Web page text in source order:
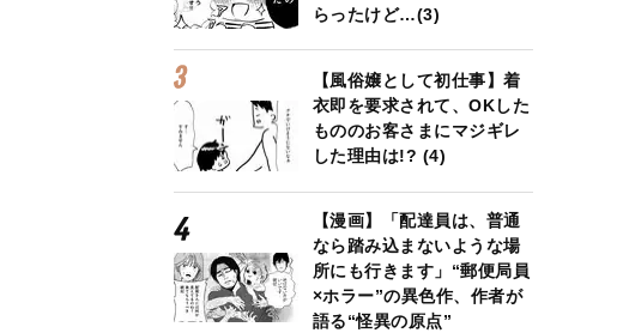
らったけど…(3)
【風俗嬢として初仕事】着
衣即を要求されて、OKした
もののお客さまにマジギレ
した理由は!? (4)
【漫画】「配達員は、普通
なら踏み込まないような場
所にも行きます」“郵便局員
×ホラー”の異色作、作者が
語る“怪異の原点”